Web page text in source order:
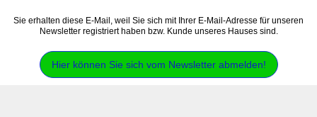
Sie erhalten diese E-Mail, weil Sie sich mit Ihrer E-Mail-Adresse für unseren
Newsletter registriert haben bzw. Kunde unseres Hauses sind.‍
Hier können Sie sich vom Newsletter abmelden!